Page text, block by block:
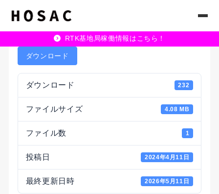
RTK基地局稼働情報はこちら！
ダウンロード
ダウンロード 232
ファイルサイズ 4.08 MB
ファイル数 1
投稿日 2024年4月11日
最終更新日時 2026年5月11日